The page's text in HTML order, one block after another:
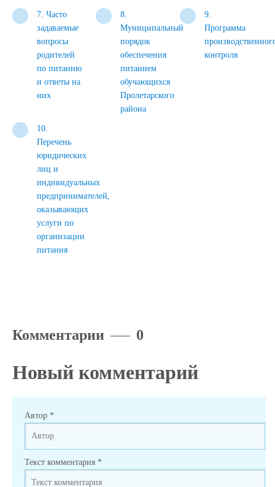
7. Часто
задаваемые
вопросы
родителей
по питанию
и ответы на
них
8.
Муниципальный
порядок
обеспечения
питанием
обучающихся
Пролетарского
района
9.
Программа
контроля
10.
Перечень
юридических
лиц и
индивидуальных
предпринимателей,
оказывающих
услуги по
организации
питания
Комментарии 0
Новый комментарий
Автор *
Текст комментария *